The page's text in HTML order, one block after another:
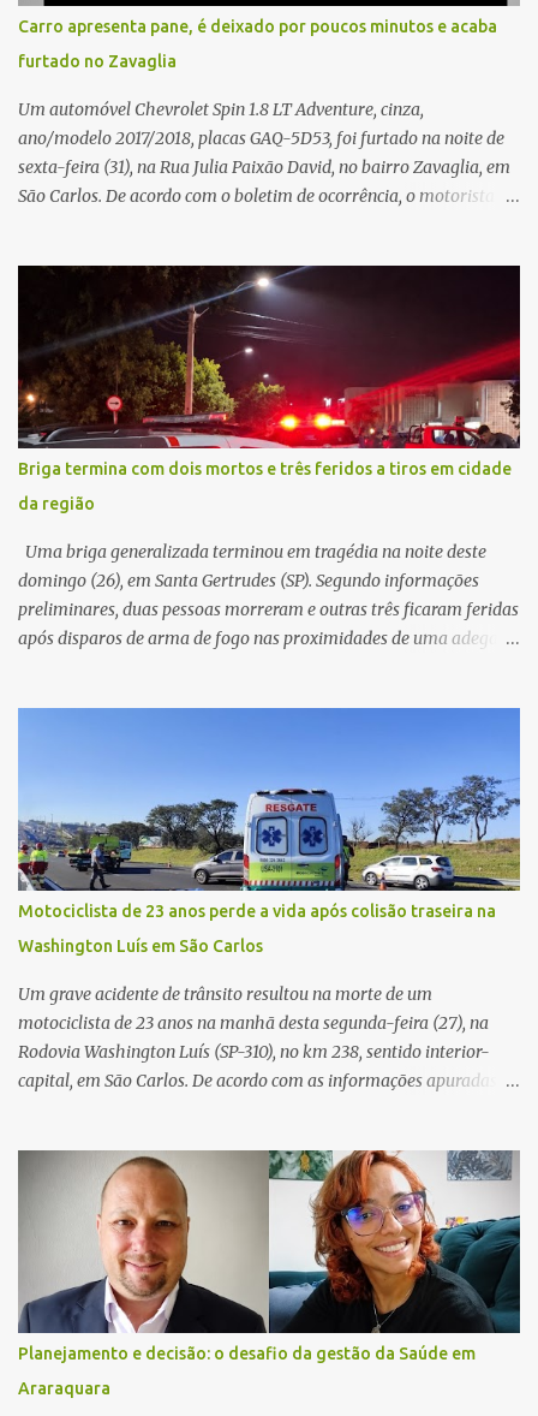
situação. Fonte: São Carlos Agora
Carro apresenta pane, é deixado por poucos minutos e acaba
furtado no Zavaglia
Um automóvel Chevrolet Spin 1.8 LT Adventure, cinza,
ano/modelo 2017/2018, placas GAQ-5D53, foi furtado na noite de
sexta-feira (31), na Rua Julia Paixão David, no bairro Zavaglia, em
São Carlos. De acordo com o boletim de ocorrência, o motorista
partida. Ainda segundo o registro policial, o condutor estacionou o
carro, certificou-se de que todas as portas estavam trancadas,
permaneceu com a chave de ignição e se ausentou do local por
cerca de dez minutos para buscar ajuda. Ao retornar, constatou
que o automóvel havia desaparecido. A vítima realizou buscas
pelas imediações, mas não conseguiu localizar o veículo.
Conforme o boletim, um menino de aproximadamente 10 anos
relatou ter visto a Spin passando pelo local fazendo um forte ruído,
característica compatível com o problema mecânico que o veículo
já apresentava antes do furto. O carro possui seguro e, segundo a
v...
Briga termina com dois mortos e três feridos a tiros em cidade
da região
Uma briga generalizada terminou em tragédia na noite deste
domingo (26), em Santa Gertrudes (SP). Segundo informações
preliminares, duas pessoas morreram e outras três ficaram feridas
após disparos de arma de fogo nas proximidades de uma adega. O
diversos disparos. Duas vítimas morreram ainda no local. Outras
três pessoas foram baleadas e socorridas. Até o momento, não
foram divulgadas informações oficiais sobre o estado de saúde dos
feridos. Equipes da Polícia Militar de Santa Gertrudes atenderam a
ocorrência e isolaram a área para o trabalho da perícia. Até a
última atualização, nenhum suspeito havia sido preso. A Polícia
Civil investigará a motivação da briga, a autoria dos disparos e as
circunstâncias do crime. A ocorrência segue em anda...
Motociclista de 23 anos perde a vida após colisão traseira na
Washington Luís em São Carlos
Um grave acidente de trânsito resultou na morte de um
motociclista de 23 anos na manhã desta segunda-feira (27), na
Rodovia Washington Luís (SP-310), no km 238, sentido interior-
capital, em São Carlos. De acordo com as informações apuradas no
veículo, o trânsito estava lento e congestionado devido a obras
realizadas na rodovia, momento em que ocorreu o impacto. Com
a violência da colisão, o motociclista foi arremessado ao solo.
Testemunhas relataram que o capacete teria se desprendido
durante o acidente. O jovem sofreu ferimentos gravíssimos e
morreu ainda no local. Equipes de resgate e de atendimento da
concessionária responsável pela rodovia foram acionadas e
realizaram a sinalização da via, além de prestarem socorro à
vítima. No entanto, o óbito foi constatado ainda no local do
Planejamento e decisão: o desafio da gestão da Saúde em
Araraquara